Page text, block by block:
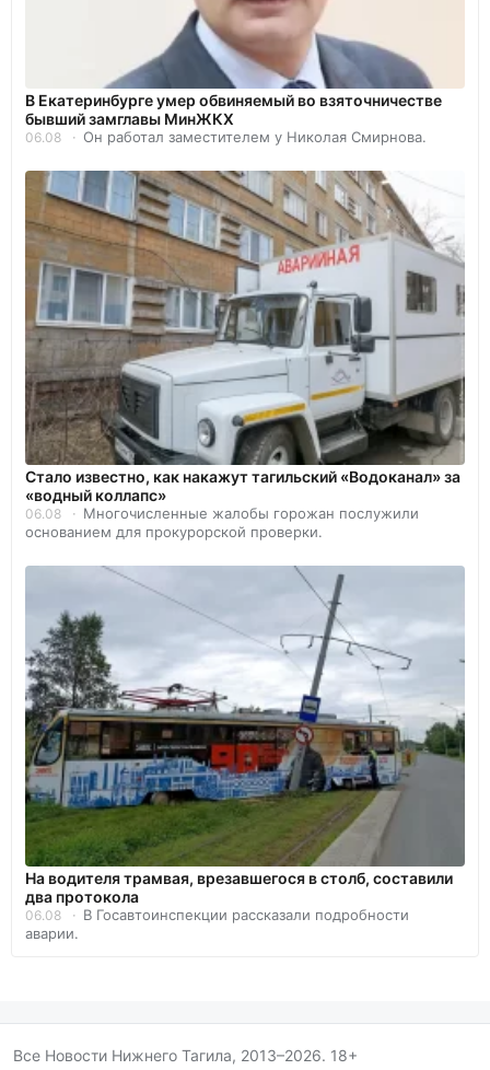
В Екатеринбурге умер обвиняемый во взяточничестве
бывший замглавы МинЖКХ
06.08 Он работал заместителем у Николая Смирнова.
Стало известно, как накажут тагильский «Водоканал» за
«водный коллапс»
06.08
Многочисленные жалобы горожан послужили
основанием для прокурорской проверки.
На водителя трамвая, врезавшегося в столб, составили
два протокола
06.08
В Госавтоинспекции рассказали подробности
аварии.
Все Новости Нижнего Тагила, 2013–2026. 18+